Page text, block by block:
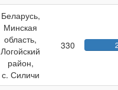
Беларусь,
Минская
область,
Логойский
район,
с. Силичи
330